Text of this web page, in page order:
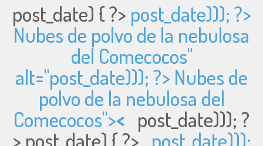
post_date) { ?> post_date))); ?>
Nubes de polvo de la nebulosa
del Comecocos"
alt="post_date))); ?> Nubes de
polvo de la nebulosa del
Comecocos">< post_date))); ?
> post_date) { ?> post_date)));